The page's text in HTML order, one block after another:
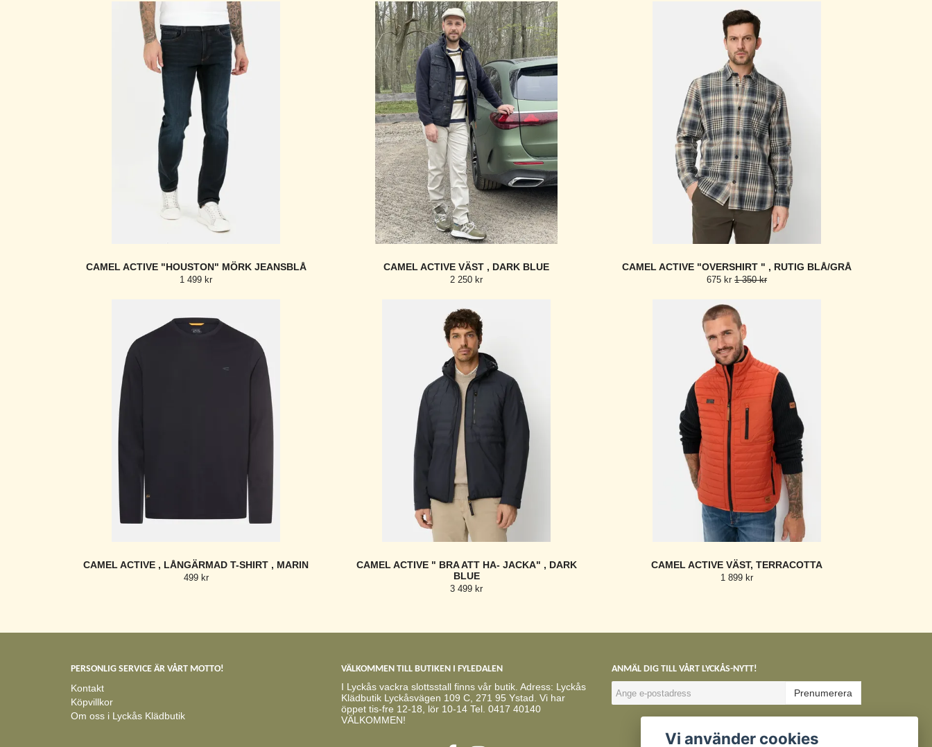
CAMEL ACTIVE "HOUSTON" MÖRK JEANSBLÅ
1 499 kr
CAMEL ACTIVE VÄST , DARK BLUE
2 250 kr
CAMEL ACTIVE "OVERSHIRT " , RUTIG BLÅ/GRÅ
675 kr 1 350 kr
CAMEL ACTIVE , LÅNGÄRMAD T-SHIRT , MARIN
499 kr
CAMEL ACTIVE " BRA ATT HA- JACKA" , DARK
BLUE
3 499 kr
CAMEL ACTIVE VÄST, TERRACOTTA
1 899 kr
PERSONLIG SERVICE ÄR VÅRT MOTTO!
Kontakt
Köpvillkor
Om oss i Lyckås Klädbutik
VÄLKOMMEN TILL BUTIKEN I FYLEDALEN
I Lyckås vackra slottsstall finns vår butik. Adress: Lyckås
Klädbutik Lyckåsvägen 109 C, 271 95 Ystad. Vi har
öppet tis-fre 12-18, lör 10-14 Tel. 0417 40140
VÄLKOMMEN!
ANMÄL DIG TILL VÅRT LYCKÅS-NYTT!
Prenumerera
Vi använder cookies